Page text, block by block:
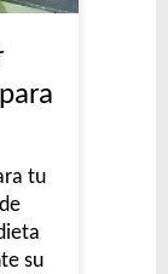
tu
su